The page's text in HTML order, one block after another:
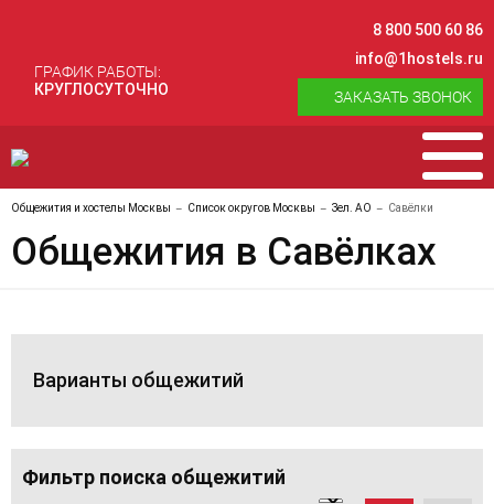
ГРАФИК РАБОТЫ:
КРУГЛОСУТОЧНО
8 800 500 60 86
info@1hostels.ru
ЗАКАЗАТЬ ЗВОНОК
Общежития и хостелы Москвы Список округов Москвы Зел. АО Савёлки
Общежития в Савёлках
Варианты общежитий
Фильтр поиска общежитий